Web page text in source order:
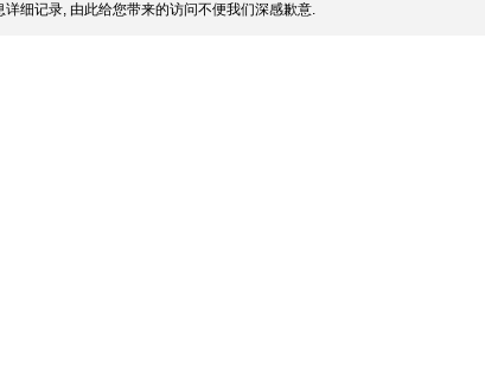
细记录, 由此给您带来的访问不便我们深感歉意.